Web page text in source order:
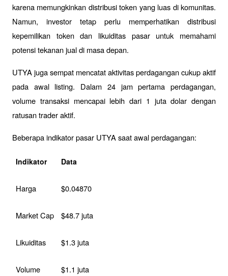
karena memungkinkan distribusi token yang luas di komunitas.
Namun, investor tetap perlu memperhatikan distribusi
kepemilikan token dan likuiditas pasar untuk memahami
potensi tekanan jual di masa depan.
UTYA juga sempat mencatat aktivitas perdagangan cukup aktif
pada awal listing. Dalam 24 jam pertama perdagangan,
volume transaksi mencapai lebih dari 1 juta dolar dengan
ratusan trader aktif.
Beberapa indikator pasar UTYA saat awal perdagangan:
Indikator Data
Harga $0.04870
Market Cap $48.7 juta
Likuiditas $1.3 juta
Volume $1.1 juta